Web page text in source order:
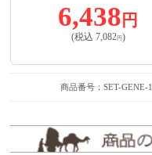
6,438 円
(税込 7,082円)
商品番号：SET-GENE-1